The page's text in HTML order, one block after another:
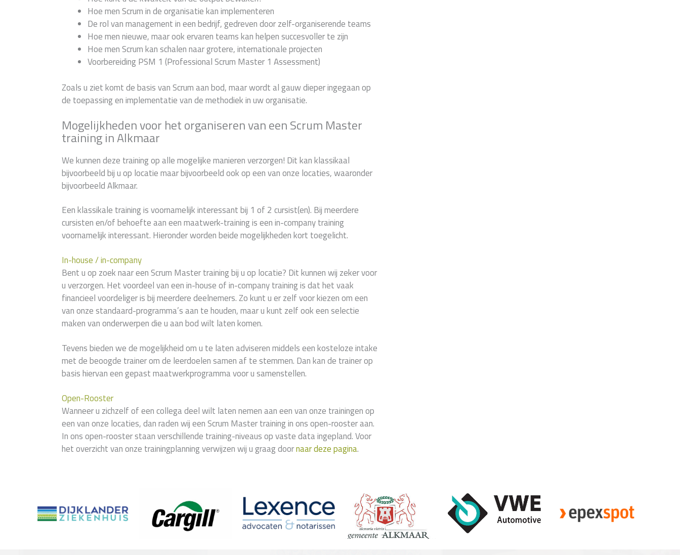
Hoe men Scrum in de organisatie kan implementeren
De rol van management in een bedrijf, gedreven door zelf-organiserende teams
Hoe men nieuwe, maar ook ervaren teams kan helpen succesvoller te zijn
Hoe men Scrum kan schalen naar grotere, internationale projecten
Voorbereiding PSM 1 (Professional Scrum Master 1 Assessment)
Zoals u ziet komt de basis van Scrum aan bod, maar wordt al gauw dieper ingegaan op
de toepassing en implementatie van de methodiek in uw organisatie.
Mogelijkheden voor het organiseren van een Scrum Master
training in Alkmaar
We kunnen deze training op alle mogelijke manieren verzorgen! Dit kan klassikaal
bijvoorbeeld bij u op locatie maar bijvoorbeeld ook op een van onze locaties, waaronder
bijvoorbeeld Alkmaar.
Een klassikale training is voornamelijk interessant bij 1 of 2 cursist(en). Bij meerdere
cursisten en/of behoefte aan een maatwerk-training is een in-company training
voornamelijk interessant. Hieronder worden beide mogelijkheden kort toegelicht.
In-house / in-company
Bent u op zoek naar een Scrum Master training bij u op locatie? Dit kunnen wij zeker voor
u verzorgen. Het voordeel van een in-house of in-company training is dat het vaak
financieel voordeliger is bij meerdere deelnemers. Zo kunt u er zelf voor kiezen om een
van onze standaard-programma’s aan te houden, maar u kunt zelf ook een selectie
maken van onderwerpen die u aan bod wilt laten komen.
Tevens bieden we de mogelijkheid om u te laten adviseren middels een kosteloze intake
met de beoogde trainer om de leerdoelen samen af te stemmen. Dan kan de trainer op
basis hiervan een gepast maatwerkprogramma voor u samenstellen.
Open-Rooster
Wanneer u zichzelf of een collega deel wilt laten nemen aan een van onze trainingen op
een van onze locaties, dan raden wij een Scrum Master training in ons open-rooster aan.
In ons open-rooster staan verschillende training-niveaus op vaste data ingepland. Voor
het overzicht van onze trainingplanning verwijzen wij u graag doornaar deze pagina.